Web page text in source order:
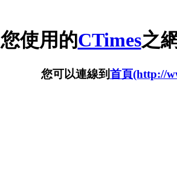
您使用的CTimes之
您可以連線到首頁(http://